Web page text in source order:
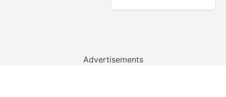
Advertisements